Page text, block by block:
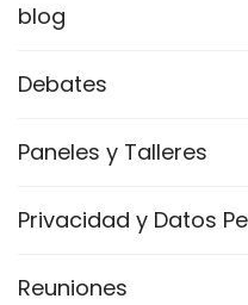
blog
Debates
Paneles y Talleres
Privacidad y Datos
Reuniones